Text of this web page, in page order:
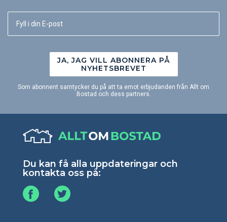
JA, JAG VILL ABONNERA PÅ
NYHETSBREVET
Som abonnent samtycker du på att ta emot erbjudanden från Allt om
Bostad och dess partners.
Du kan få alla uppdateringar och
kontakta oss på: